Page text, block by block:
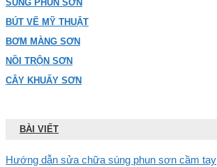
SÚNG PHUN SƠN
BÚT VẼ MỸ THUẬT
BƠM MÀNG SƠN
NỒI TRỘN SƠN
CÂY KHUẤY SƠN
BÀI VIẾT
Hướng dẫn sửa chữa súng phun sơn cầm tay